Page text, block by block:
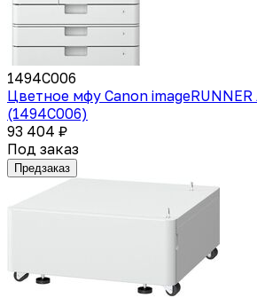
1494C006
Цветное мфу Canon imageRUNNER
(1494C006)
93 404 ₽
Под заказ
Предзаказ